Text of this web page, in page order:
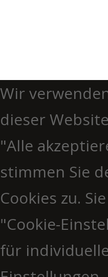
Wir
dieser
"Alle
stimmen Sie
Cookies zu.
"Cookie-
für